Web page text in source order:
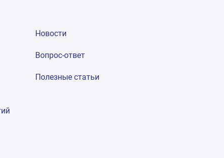
Новости
Вопрос-ответ
Полезные статьи